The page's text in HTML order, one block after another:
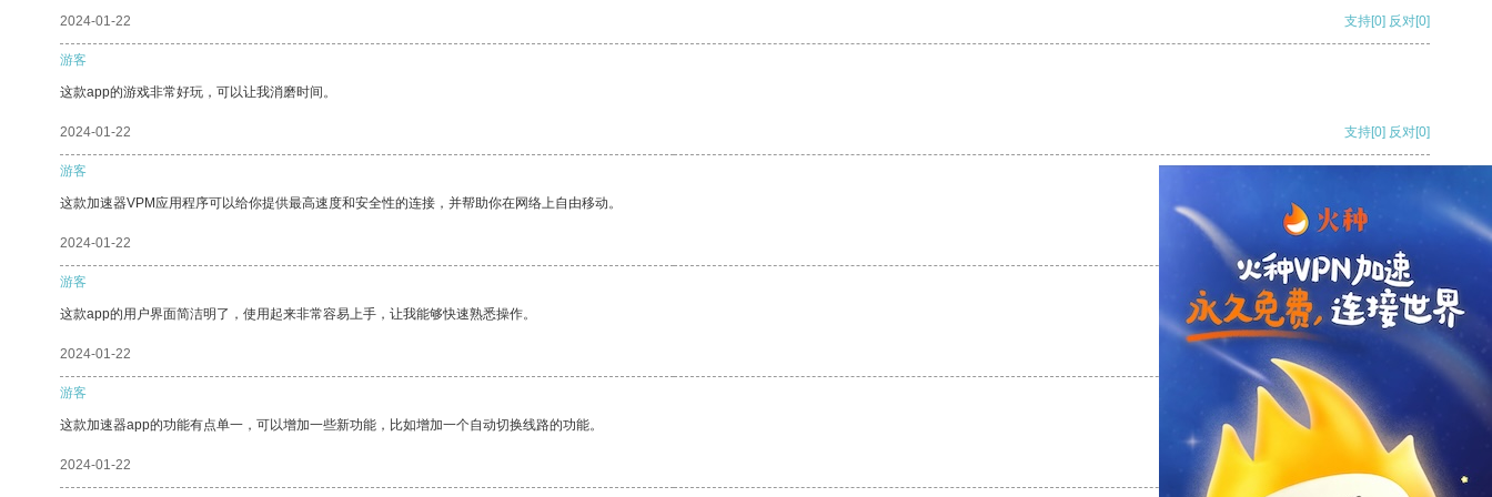
2024-01-22 支持[0] 反对[0]
游客
这款app的游戏非常好玩，可以让我消磨时间。
2024-01-22 支持[0] 反对[0]
游客
这款加速器VPM应用程序可以给你提供最高速度和安全性的连接，并帮助你在网络上自由移动。
2024-01-22
游客
这款app的用户界面简洁明了，使用起来非常容易上手，让我能够快速熟悉操作。
2024-01-22 反对
游客
这款加速器app的功能有点单一，可以增加一些新功能，比如增加一个自动切换线路的功能。
2024-01-22 反对[0]